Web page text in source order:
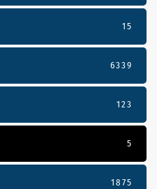
15
6339
123
5
1875